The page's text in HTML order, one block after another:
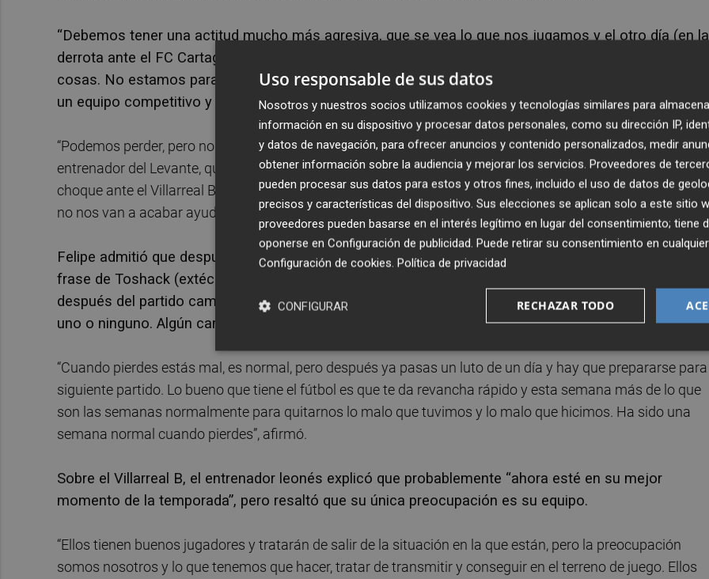
“Debemos tener una actitud mucho más agresiva, que se vea lo que nos jugamos y el otro día (en la
derrota ante el FC Cartagena) fuimos un poco tibios y a medias, en esta vida, no se pueden hacer las
cosas. No estamos para ser tibios, estamos para tratar de ser valientes, ir hacia delante y tratar de
un equipo competitivo y agresivo”, dijo Felipe en la rueda de prensa.
“Podemos perder, pero no perder como lo hicimos en nuestro estadio contra el Cartagena”, apostilló el
entrenador del Levante, que apostó por no pensar “mucho más allá del partido” y centrase únicamente en
choque ante el Villarreal B. “Porque si pensamos en las consecuencias, tanto para un lado como para otro,
no nos van a acabar ayudando en lo que es el partido”, indicó.
Felipe admitió que después de tres jornadas sin ganar hará cambios en la alineación inicial. “Hay una
frase de Toshack (extécnico del Real Madrid y Real Sociedad) que lo define bien y que decía que
después del partido cambiarías a los once y va llegando el siguiente partido y acabas cambiando a
uno o ninguno. Algún cambio habrá, revolución no”, confesó.
“Cuando pierdes estás mal, es normal, pero después ya pasas un luto de un día y hay que prepararse para
siguiente partido. Lo bueno que tiene el fútbol es que te da revancha rápido y esta semana más de lo que
son las semanas normalmente para quitarnos lo malo que tuvimos y lo malo que hicimos. Ha sido una
semana normal cuando pierdes”, afirmó.
Sobre el Villarreal B, el entrenador leonés explicó que probablemente “ahora esté en su mejor
momento de la temporada”, pero resaltó que su única preocupación es su equipo.
“Ellos tienen buenos jugadores y tratarán de salir de la situación en la que están, pero la preocupación
somos nosotros y lo que tenemos que hacer, tratar de transmitir y conseguir en el terreno de juego. Ellos
Uso responsable de sus datos
Nosotros y nuestros socios utilizamos cookies y tecnologías similares para
información en su dispositivo y procesar datos personales, como su dirección IP,
y datos de navegación, para ofrecer anuncios y contenido personalizados, medir
obtener información sobre la audiencia y mejorar los servicios. Proveedores de
pueden procesar sus datos para estos y otros fines, incluido el uso de datos de
precisos y características del dispositivo. Sus elecciones se aplican solo a este sitio
proveedores pueden basarse en el interés legítimo en lugar del consentimiento; tiene
oponerse en Configuración de publicidad. Puede retirar su consentimiento en
Configuración de cookies. Política de privacidad
RECHAZAR TODO
CONFIGURAR